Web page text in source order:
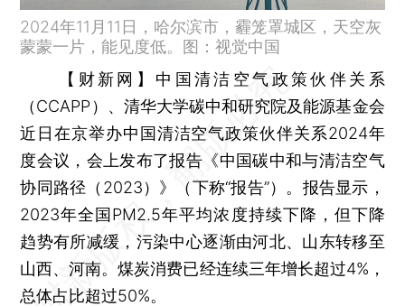
2024年11月11日，哈尔滨市，霾笼罩城区，天空灰
蒙蒙一片，能见度低。图：视觉中国
【财新网】 中国清洁空气政策伙伴关系
（CCAPP）、清华大学碳中和研究院及能源基金会
近日在京举办中国清洁空气政策伙伴关系2024年
度会议，会上发布了报告《中国碳中和与清洁空气
协同路径（2023）》（下称“报告”）。报告显示，
2023年全国PM2.5年平均浓度持续下降，但下降
趋势有所减缓，污染中心逐渐由河北、山东转移至
山西、河南。煤炭消费已经连续三年增长超过4%，
总体占比超过50%。